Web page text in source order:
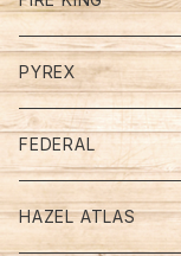
Restaurant Ware
Jade－Ite (ジェダイ）
Turquoise Blue （タ
Mugs
PRINT （プリント、モチー
Bowl & Plate
PYREX
デルファイトブルー
OTHER
FEDERAL
HAZEL ATLAS